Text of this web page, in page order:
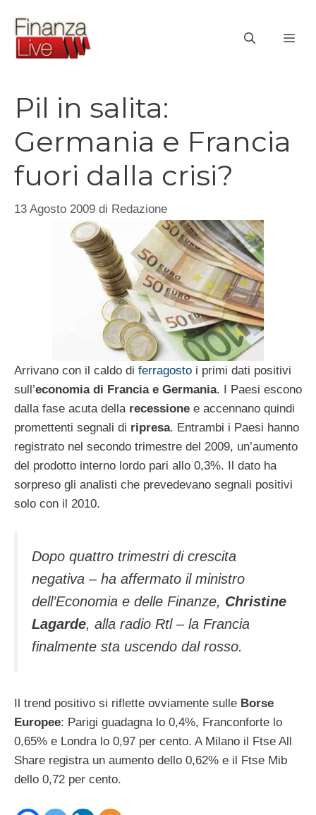
contenuto
Pil in salita:
Germania e Francia
fuori dalla crisi?
13 Agosto 2009 di Redazione
Arrivano con il caldo di ferragosto i primi dati positivi
sull’economia di Francia e Germania. I Paesi escono
dalla fase acuta della recessione e accennano quindi
promettenti segnali di ripresa. Entrambi i Paesi hanno
registrato nel secondo trimestre del 2009, un’aumento
del prodotto interno lordo pari allo 0,3%. Il dato ha
sorpreso gli analisti che prevedevano segnali positivi
solo con il 2010.
Dopo quattro trimestri di crescita
negativa – ha affermato il ministro
dell’Economia e delle Finanze, Christine
Lagarde, alla radio Rtl – la Francia
finalmente sta uscendo dal rosso.
Il trend positivo si riflette ovviamente sulle Borse
Europee: Parigi guadagna lo 0,4%, Franconforte lo
0,65% e Londra lo 0,97 per cento. A Milano il Ftse All
Share registra un aumento dello 0,62% e il Ftse Mib
dello 0,72 per cento.